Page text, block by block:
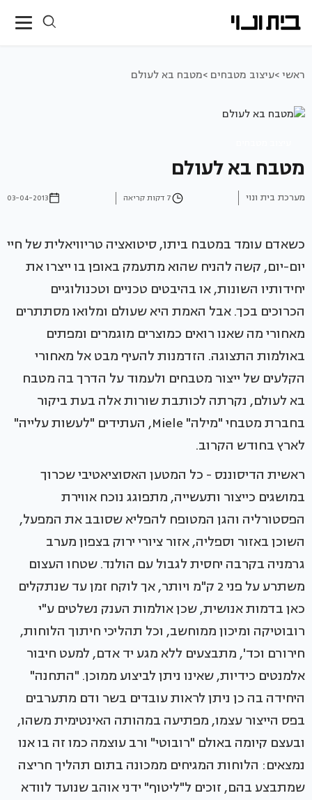
ראשי >עיצוב מטבחים >מטבח בא לעולם
מטבח בא לעולם
מערכת בית ונוי 7 דקות קריאה 03-04-2013
כשאדם עומד במטבח ביתו, סיטואציה טריוויאלית של חיי
יום-יום, קשה להניח שהוא מתעמק באופן בו ייצרו את
יחידותיו השונות, או בהיבטים טכניים וטכנולוגיים
הכרוכים בכך. אבל האמת היא שעולם ומלואו מסתתרים
מאחורי מה שאנו רואים כמוצרים מוגמרים ומפתים
באולמות התצוגה. הזדמנות להעיף מבט אל מאחורי
הקלעים של ייצור מטבחים ולעמוד על הדרך בה מטבח
בא לעולם, נקרתה לכותבת שורות אלה בעת ביקור
בחברת מטבחי "מילה" Miele, העתידים "לעשות עלייה"
לארץ בחודש הקרוב.
ראשית הדיסוננס - כל המטען האסוציאטיבי שכרוך
במושגים כייצור ותעשייה, מתפוגג נוכח אווירת
הפסטורליה והגן המטופח להפליא שסובב את המפעל,
השוכן באזור וספליה, אזור ציורי ירוק בצפון מערב
גרמניה בקרבה יחסית לגבול עם הולנד. שטחו העצום
משתרע על פני 2 ק"מ ויותר, אך לוקח זמן עד שנתקלים
כאן בדמות אנושית, שכן אולמות הענק נשלטים ע"י
רובוטיקה ומיכון ממוחשב, וכל תהליכי חיתוך הלוחות,
חירורם וכד', מתבצעים ללא מגע יד אדם, למעט חיבור
אלמנטים כידיות, שאינו ניתן לביצוע ממוכן. "התחנה"
היחידה בה כן ניתן לראות עובדים בשר ודם מתערבים
בפס הייצור עצמו, מפתיעה במהותה האינטימית משהו,
ובעצם קיומה באולם "רובוטי" ורב עוצמה כמו זה בו אנו
נמצאים: הלוחות המגיחים ממכונה בתום תהליך חריצה
שמתבצע בהם, זוכים ל"ליטוף" ידני אוהב שנועד לוודא